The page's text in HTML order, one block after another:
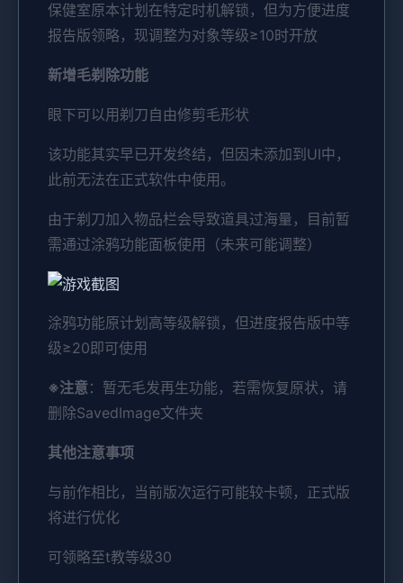
保健室原本计划在特定时机解锁，但为方便进度
报告版领略，现调整为对象等级≥10时开放
新增毛剃除功能
眼下可以用剃刀自由修剪毛形状
该功能其实早已开发终结，但因未添加到UI中，
此前无法在正式软件中使用。
由于剃刀加入物品栏会导致道具过海量，目前暂
需通过涂鸦功能面板使用（未来可能调整）
涂鸦功能原计划高等级解锁，但进度报告版中等
级≥20即可使用
※注意：暂无毛发再生功能，若需恢复原状，请
删除SavedImage文件夹
其他注意事项
与前作相比，当前版次运行可能较卡顿，正式版
将进行优化
可领略至t教等级30